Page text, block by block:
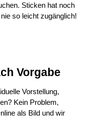
Sticken hat noch
so leicht zugänglich!
Vorgabe
Vorstellung,
Kein Problem,
als Bild und wir